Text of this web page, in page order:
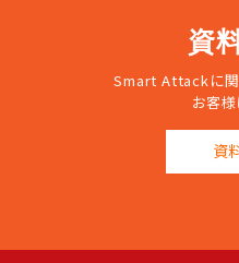
資
Smart Attackに
お客
資